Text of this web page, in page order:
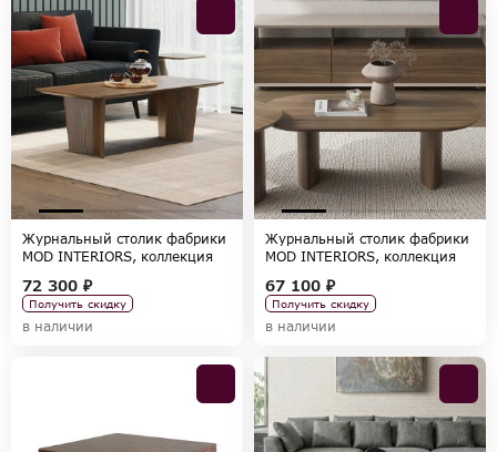
Журнальный столик фабрики
MOD INTERIORS, коллекция
72 300 ₽
Получить скидку
в наличии
Журнальный столик фабрики
MOD INTERIORS, коллекция
67 100 ₽
Получить скидку
в наличии